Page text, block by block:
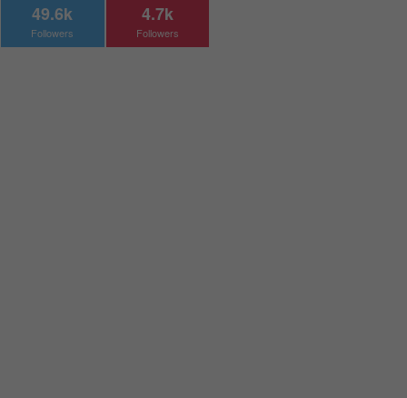
49.6k
Followers
4.7k
Followers